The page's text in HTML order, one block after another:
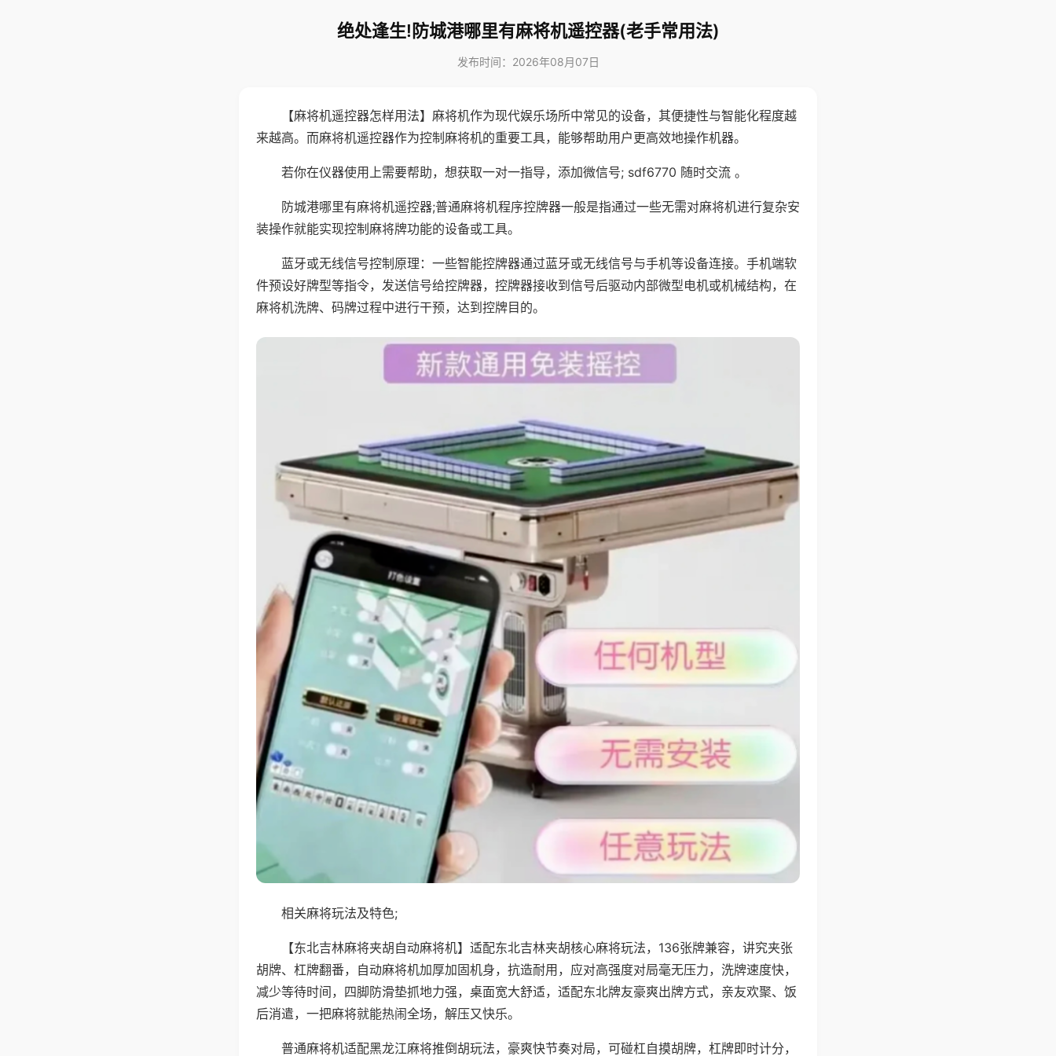
绝处逢生!防城港哪里有麻将机遥控器(老手常用法)
发布时间：2026年08月07日
【麻将机遥控器怎样用法】麻将机作为现代娱乐场所中常见的设备，其便捷性与智能化程度越
来越高。而麻将机遥控器作为控制麻将机的重要工具，能够帮助用户更高效地操作机器。
若你在仪器使用上需要帮助，想获取一对一指导，添加微信号; sdf6770 随时交流 。
防城港哪里有麻将机遥控器;普通麻将机程序控牌器一般是指通过一些无需对麻将机进行复杂安
装操作就能实现控制麻将牌功能的设备或工具。
蓝牙或无线信号控制原理：一些智能控牌器通过蓝牙或无线信号与手机等设备连接。手机端软
件预设好牌型等指令，发送信号给控牌器，控牌器接收到信号后驱动内部微型电机或机械结构，在
麻将机洗牌、码牌过程中进行干预，达到控牌目的。
相关麻将玩法及特色;
【东北吉林麻将夹胡自动麻将机】适配东北吉林夹胡核心麻将玩法，136张牌兼容，讲究夹张
胡牌、杠牌翻番，自动麻将机加厚加固机身，抗造耐用，应对高强度对局毫无压力，洗牌速度快，
减少等待时间，四脚防滑垫抓地力强，桌面宽大舒适，适配东北牌友豪爽出牌方式，亲友欢聚、饭
后消遣，一把麻将就能热闹全场，解压又快乐。
普通麻将机适配黑龙江麻将推倒胡玩法，豪爽快节奏对局，可碰杠自摸胡牌，杠牌即时计分，